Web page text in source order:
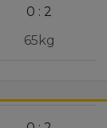
0 : 2
65kg